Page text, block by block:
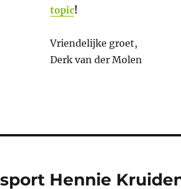
topic!
Vriendelijke groet,
Derk van der Molen
Hennie